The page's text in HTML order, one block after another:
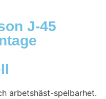
J-45
arbetshäst-spelbarhet.